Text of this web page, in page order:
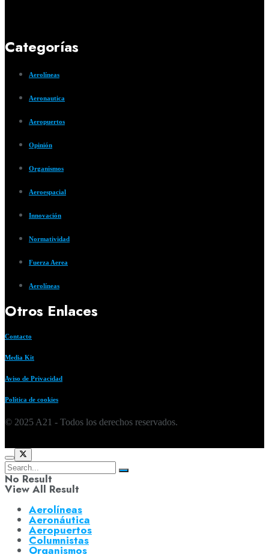
Categorías
Aerolíneas
Aeronautica
Aeropuertos
Opinión
Organismos
Aeroespacial
Innovación
Normatividad
Fuerza Aerea
Aerolíneas
Otros Enlaces
Contacto
Media Kit
Aviso de Privacidad
Política de cookies
© 2025 A21 - Todos los derechos reservados.
No Result
View All Result
Aerolíneas
Aeronáutica
Aeropuertos
Columnistas
Organismos